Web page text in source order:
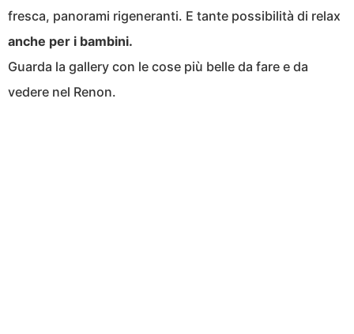
fresca, panorami rigeneranti. E tante possibilità di relax
anche per i bambini.
Guarda la gallery con le cose più belle da fare e da
vedere nel Renon.